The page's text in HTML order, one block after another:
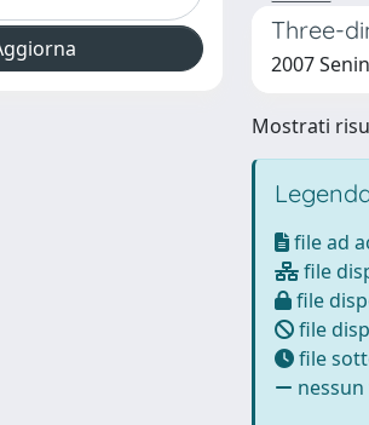
Three-
2007
Mostrati
file ad
file
file
file
file